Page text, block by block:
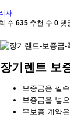
자
수 635 추천 수 0 댓
장기렌트 보
보증금은 필
보증금을 넣
무보증 계약